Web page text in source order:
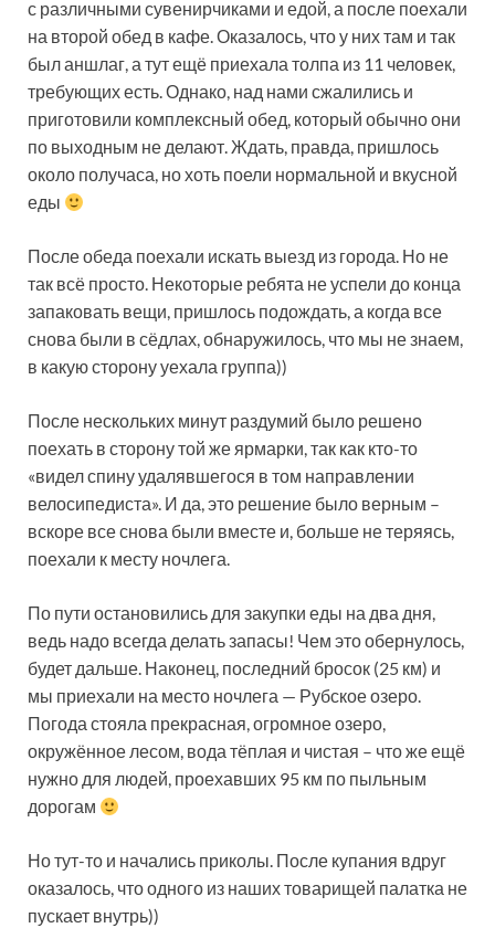
с различными сувенирчиками и едой, а после поехали
на второй обед в кафе. Оказалось, что у них там и так
был аншлаг, а тут ещё приехала толпа из 11 человек,
требующих есть. Однако, над нами сжалились и
приготовили комплексный обед, который обычно они
по выходным не делают. Ждать, правда, пришлось
около получаса, но хоть поели нормальной и вкусной
еды
После обеда поехали искать выезд из города. Но не
так всё просто. Некоторые ребята не успели до конца
запаковать вещи, пришлось подождать, а когда все
снова были в сёдлах, обнаружилось, что мы не знаем,
в какую сторону уехала группа))
После нескольких минут раздумий было решено
поехать в сторону той же ярмарки, так как кто-то
«видел спину удалявшегося в том направлении
велосипедиста». И да, это решение было верным –
вскоре все снова были вместе и, больше не теряясь,
поехали к месту ночлега.
По пути остановились для закупки еды на два дня,
ведь надо всегда делать запасы! Чем это обернулось,
будет дальше. Наконец, последний бросок (25 км) и
мы приехали на место ночлега — Рубское озеро.
Погода стояла прекрасная, огромное озеро,
окружённое лесом, вода тёплая и чистая – что же ещё
нужно для людей, проехавших 95 км по пыльным
дорогам
Но тут-то и начались приколы. После купания вдруг
оказалось, что одного из наших товарищей палатка не
пускает внутрь))